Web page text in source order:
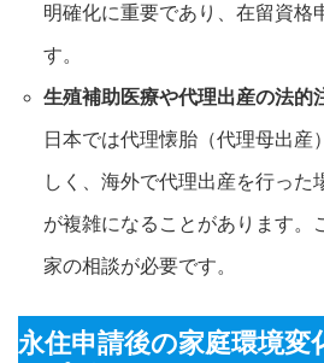
明確化に重要であり、在留資格
す。
生殖補助医療や代理出産の法的
日本では代理懐胎（代理母出産
しく、海外で代理出産を行った
が複雑になることがあります。
家の相談が必要です。
永住申請後の家庭環境変